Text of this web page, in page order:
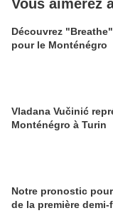
Vous aimerez
Découvrez
pour le Monténégro
Vladana Vučinić
Monténégro à Turin
Notre pronostic
de la première demi-